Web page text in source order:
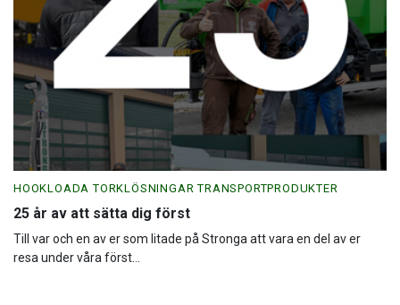
HOOKLOADA TORKLÖSNINGAR TRANSPORTPRODUKTER
25 år av att sätta dig först
Till var och en av er som litade på Stronga att vara en del av er
resa under våra först...